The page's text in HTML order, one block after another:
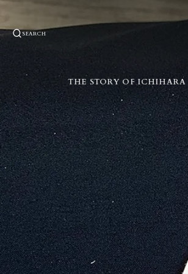
SEARCH
THE STORY OF ICHIHARA